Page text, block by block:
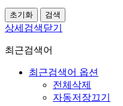
상세검색닫기
최근검색어
최근검색어 옵션
전체삭제
자동저장끄기